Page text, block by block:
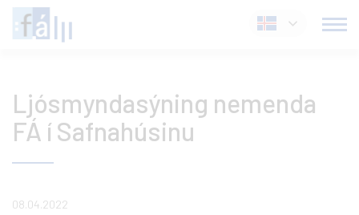
Fara
í
Íslenska
Ljósmyndasýning nemenda
FÁ í Safnahúsinu
08.04.2022